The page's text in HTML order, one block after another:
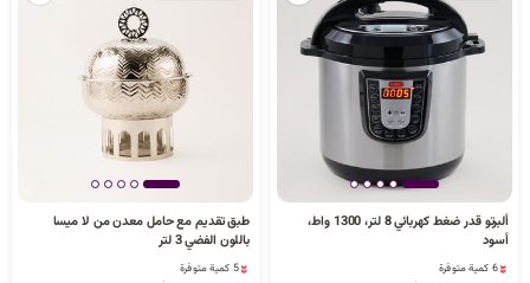
ألبرتو قدر ضغط كهربائي 8 لتر، 1300 واط،
أسود
6 كمية متوفرة
طبق تقديم مع حامل معدن من لا ميسا
باللون الفضي 3 لتر
5 كمية متوفرة